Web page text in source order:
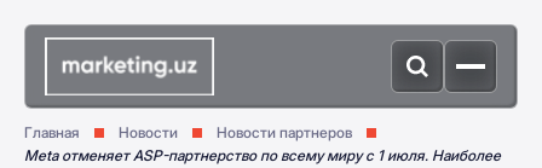
Главная Новости
Новости партнеров
Meta отменяет ASP-партнерство по всему миру с 1 июля. Наиболее